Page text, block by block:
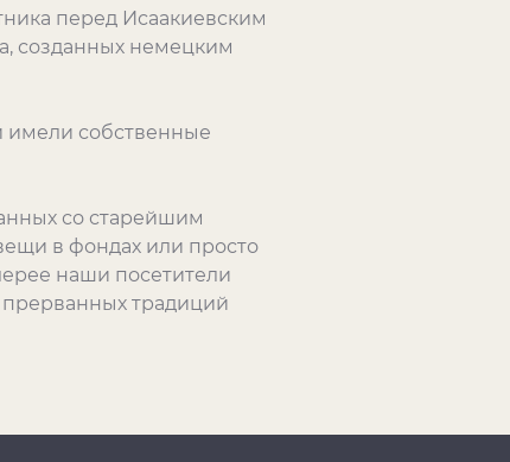
перед Исаакиевским
созданных немецким
имели собственные
со старейшим
в фондах или просто
наши посетители
прерванных традиций